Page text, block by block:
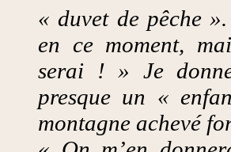
« duvet de pêche
en ce moment,
serai ! » Je
presque un «
montagne achevé